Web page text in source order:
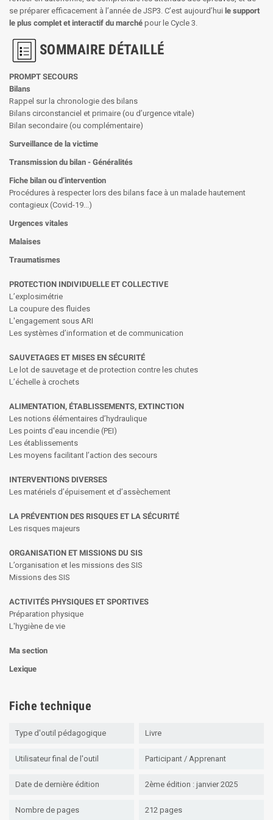
se préparer efficacement à l’année de JSP3. C’est aujourd’hui le support
le plus complet et interactif du marché pour le Cycle 3.
SOMMAIRE DÉTAILLÉ
PROMPT SECOURS
Bilans
Rappel sur la chronologie des bilans
Bilans circonstanciel et primaire (ou d’urgence vitale)
Bilan secondaire (ou complémentaire)
Surveillance de la victime
Transmission du bilan - Généralités
Fiche bilan ou d’intervention
Procédures à respecter lors des bilans face à un malade hautement
contagieux (Covid-19...)
Urgences vitales
Malaises
Traumatismes
PROTECTION INDIVIDUELLE ET COLLECTIVE
L’explosimétrie
La coupure des fluides
L'engagement sous ARI
Les systèmes d’information et de communication
SAUVETAGES ET MISES EN SÉCURITÉ
Le lot de sauvetage et de protection contre les chutes
L’échelle à crochets
ALIMENTATION, ÉTABLISSEMENTS, EXTINCTION
Les notions élémentaires d’hydraulique
Les points d'eau incendie (PEI)
Les établissements
Les moyens facilitant l’action des secours
INTERVENTIONS DIVERSES
Les matériels d’épuisement et d’assèchement
LA PRÉVENTION DES RISQUES ET LA SÉCURITÉ
Les risques majeurs
ORGANISATION ET MISSIONS DU SIS
L’organisation et les missions des SIS
Missions des SIS
ACTIVITÉS PHYSIQUES ET SPORTIVES
Préparation physique
L'hygiène de vie
Ma section
Lexique
Fiche technique
Type d'outil pédagogique Livre
Utilisateur final de l'outil Participant / Apprenant
Date de dernière édition 2ème édition : janvier 2025
Nombre de pages 212 pages